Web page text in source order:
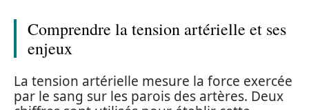
Comprendre la tension artérielle et ses
enjeux
La tension artérielle mesure la force exercée
par le sang sur les parois des artères. Deux